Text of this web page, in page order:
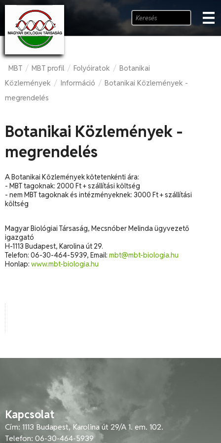
MBT / MBT profil / Folyóiratok / Botanikai
Közlemények / Információ / Botanikai Közlemények -
megrendelés
Botanikai Közlemények -
megrendelés
A Botanikai Közlemények kötetenkénti ára:
- MBT tagoknak: 2000 Ft + szállítási költség
- nem MBT tagoknak és intézményeknek: 3000 Ft + szállítási
költség
Magyar Biológiai Társaság, Mecsnóber Melinda ügyvezető
igazgató
H-1113 Budapest, Karolina út 29.
Telefon: 06-30-464-5939, Email: mbt@mbt-biologia.hu
Honlap: www.mbt-biologia.hu
Kapcsolat
Cím: 1113 Budapest, Karolina út 29/A 1. em. 102.
Telefon: 06-30-464-5939